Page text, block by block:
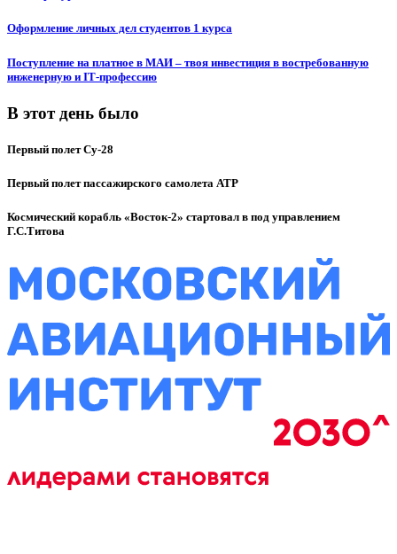
Оформление личных дел студентов 1 курса
Поступление на платное в МАИ – твоя инвестиция в востребованную
инженерную и IT‑профессию
В этот день было
Первый полет Су-28
Первый полет пассажирского самолета ATP
Космический корабль «Восток-2» стартовал в под управлением
Г.С.Титова